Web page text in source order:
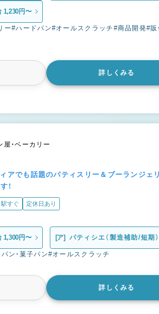
1,230円〜
ー#ハードパン#オールスクラッチ #商品開発#販
詳しくみる
屋・ベーカリー
ィアでも話題のパティスリー＆ブーランジ
！
駅すぐ 定休日あり
1,300円〜 [ア] パティシエ（製造補助/短期）
ン・菓子パン#オールスクラッチ
詳しくみる